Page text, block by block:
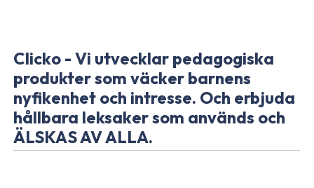
Clicko - Vi utvecklar pedagogiska
produkter som väcker barnens
nyfikenhet och intresse. Och erbjuda
hållbara leksaker som används och
ÄLSKAS AV ALLA.